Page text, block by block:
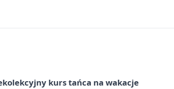
kurs tańca na wakacje